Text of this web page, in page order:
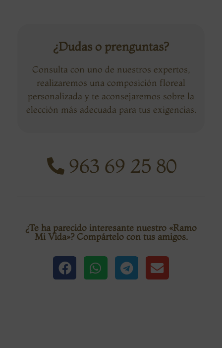
¿Dudas o prenguntas?
Consulta con uno de nuestros expertos,
realizaremos una composición floreal
personalizada y te aconsejaremos sobre la
elección más adecuada para tus exigencias.
963 69 25 80
¿Te ha parecido interesante nuestro «Ramo
Mi Vida»? Compártelo con tus amigos.